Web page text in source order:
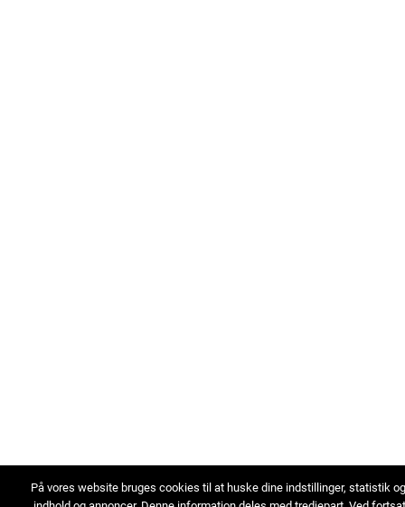
På vores website bruges cookies til at huske dine indstillinger, statistik